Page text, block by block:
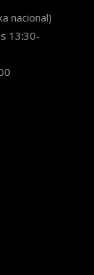
nacional)
13:30-